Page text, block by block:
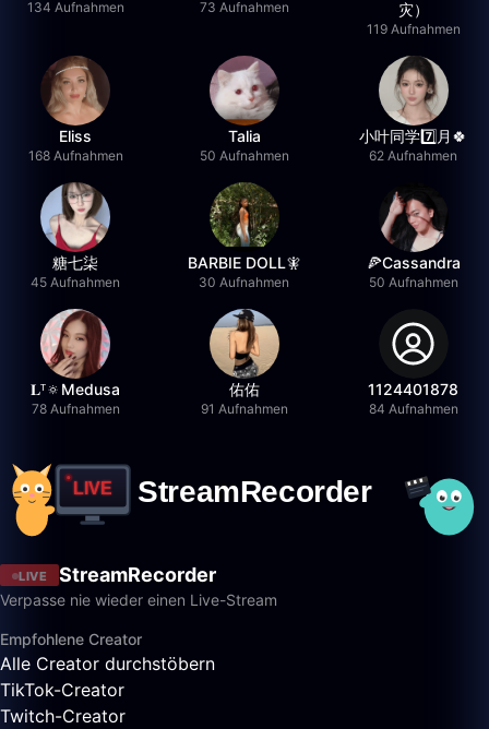
134 Aufnahmen 73 Aufnahmen
灾）
119 Aufnahmen
Eliss
168 Aufnahmen
Talia
50 Aufnahmen
小叶同学7️⃣月🍀
62 Aufnahmen
糖七柒
45 Aufnahmen
BARBIE DOLL🧚
30 Aufnahmen
🍕Cassandra
50 Aufnahmen
𝐋ᵀ🔅Medusa
78 Aufnahmen
佑佑
91 Aufnahmen
1124401878
84 Aufnahmen
LIVE StreamRecorder
Verpasse nie wieder einen Live-Stream
Empfohlene Creator
Alle Creator durchstöbern
TikTok-Creator
Twitch-Creator